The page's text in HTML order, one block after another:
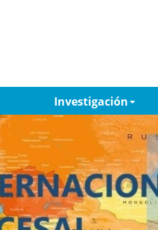
Investigación